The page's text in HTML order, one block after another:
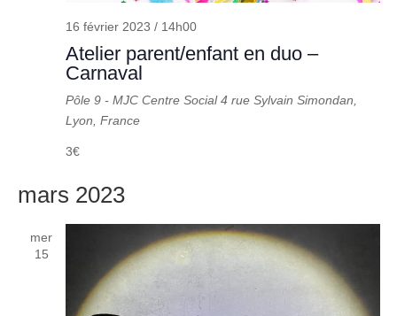
16 février 2023 / 14h00
Atelier parent/enfant en duo –
Carnaval
Pôle 9 - MJC Centre Social4 rue Sylvain Simondan,
Lyon, France
3€
mars 2023
mer
15